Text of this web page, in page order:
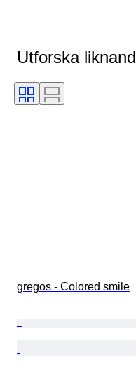
Utforska
gregos - Colored smile